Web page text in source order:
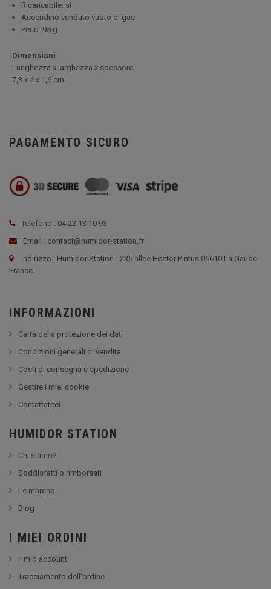
Ricaricabile: sì
Accendino venduto vuoto di gas
Peso: 95 g
Dimensioni
Lunghezza x larghezza x spessore
7,3 x 4 x 1,6 cm
PAGAMENTO SICURO
Telefono : 04 22 13 10 93
Email : contact@humidor-station.fr
Indirizzo : Humidor Station - 235 allée Hector Pintus 06610 La Gaude
France
INFORMAZIONI
Carta della protezione dei dati
Condizioni generali di vendita
Costi di consegna e spedizione
Gestire i miei cookie
Contattateci
HUMIDOR STATION
Chi siamo?
Soddisfatti o rimborsati
Le marche
Blog
I MIEI ORDINI
Il mio account
Tracciamento dell'ordine